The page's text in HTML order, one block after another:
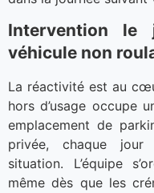
Intervention
véhicule non
La réactivité est au
hors d’usage occupe
emplacement de
privée, chaque jour
situation. L’équipe
même dès que les